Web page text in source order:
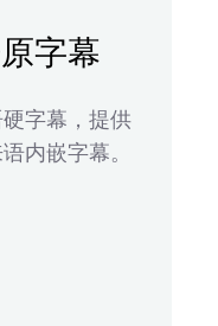
字幕
字幕，提供
内嵌字幕。